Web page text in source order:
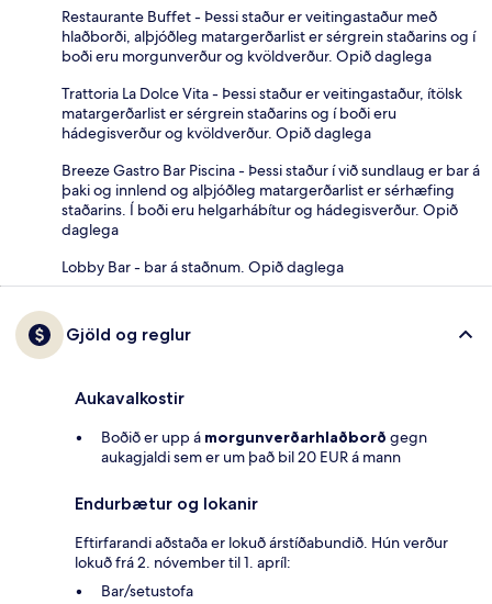
Restaurante Buffet - Þessi staður er veitingastaður með
hlaðborði, alþjóðleg matargerðarlist er sérgrein staðarins og í
boði eru morgunverður og kvöldverður. Opið daglega
Trattoria La Dolce Vita - Þessi staður er veitingastaður, ítölsk
matargerðarlist er sérgrein staðarins og í boði eru
hádegisverður og kvöldverður. Opið daglega
Breeze Gastro Bar Piscina - Þessi staður í við sundlaug er bar á
þaki og innlend og alþjóðleg matargerðarlist er sérhæfing
staðarins. Í boði eru helgarhábítur og hádegisverður. Opið
daglega
Lobby Bar - bar á staðnum. Opið daglega
Gjöld og reglur
Aukavalkostir
Boðið er upp á morgunverðarhlaðborð gegn
aukagjaldi sem er um það bil 20 EUR á mann
Endurbætur og lokanir
Eftirfarandi aðstaða er lokuð árstíðabundið. Hún verður
lokuð frá 2. nóvember til 1. apríl:
Bar/setustofa